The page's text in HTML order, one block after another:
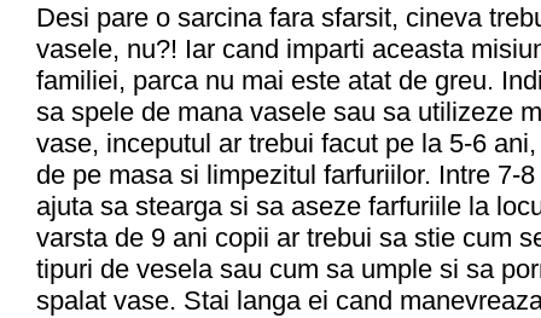
Desi pare o sarcina fara sfarsit, cineva
vasele, nu?! Iar cand imparti aceasta
familiei, parca nu mai este atat de greu.
sa spele de mana vasele sau sa utilizeze
vase, inceputul ar trebui facut pe la 5-6
de pe masa si limpezitul farfuriilor. Intre 7-
ajuta sa stearga si sa aseze farfuriile la
varsta de 9 ani copii ar trebui sa stie cum
tipuri de vesela sau cum sa umple si sa
spalat vase. Stai langa ei cand